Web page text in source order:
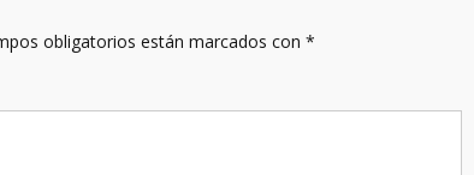
obligatorios están marcados con *